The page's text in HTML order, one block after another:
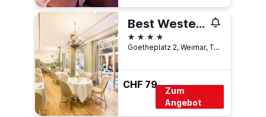
Best Western Premier Grand Hotel Russischer Hof
4 Sterne
Goetheplatz 2, Weimar, Thüringen, Deutschland
CHF 79
Zum
Angebot